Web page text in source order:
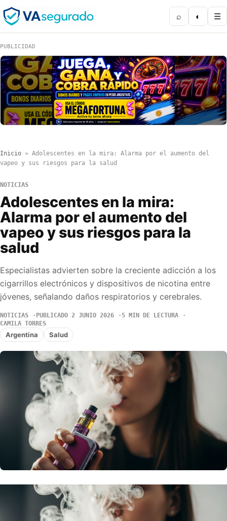
⌕ ◐ ☰
PUBLICIDAD
Inicio » Adolescentes en la mira: Alarma por el aumento del
vapeo y sus riesgos para la salud
NOTICIAS
Adolescentes en la mira:
Alarma por el aumento del
vapeo y sus riesgos para la
salud
Especialistas advierten sobre la creciente adicción a los
cigarrillos electrónicos y dispositivos de nicotina entre
jóvenes, señalando daños respiratorios y cerebrales.
NOTICIAS PUBLICADO 2 JUNIO 2026
5 MIN DE LECTURA
CAMILA TORRES
Argentina Salud